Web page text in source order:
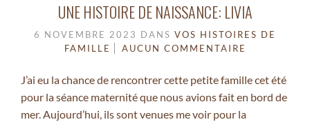
UNE HISTOIRE DE NAISSANCE: LIVIA
6 NOVEMBRE 2023 DANS VOS HISTOIRES DE
FAMILLE
AUCUN COMMENTAIRE
J’ai eu la chance de rencontrer cette petite famille cet été
pour la séance maternité que nous avions fait en bord de
mer. Aujourd’hui, ils sont venues me voir pour la